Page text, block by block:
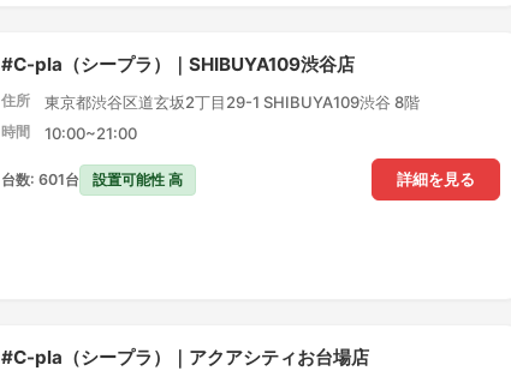
#C-pla（シープラ）｜SHIBUYA109渋谷店
住所 東京都渋谷区道玄坂2丁目29-1 SHIBUYA109渋谷 8階
時間 10:00~21:00
詳細を見る
台数: 601台 設置可能性 高
#C-pla（シープラ）｜アクアシティお台場店